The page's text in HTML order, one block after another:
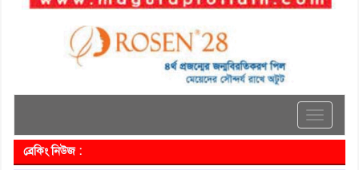
Toggle
ব্রেকিং নিউজ :